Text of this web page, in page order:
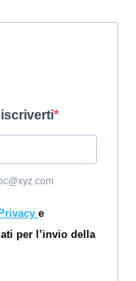
iscriverti
Privacy e
per l’invio della